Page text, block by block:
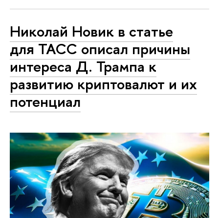
Николай Новик в статье
для ТАСС описал причины
интереса Д. Трампа к
развитию криптовалют и их
потенциал